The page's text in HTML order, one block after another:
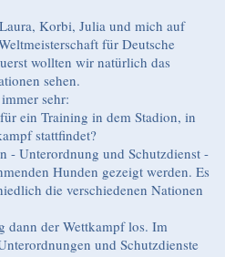
Korbi, Julia und mich auf
für Deutsche
wollten wir natürlich das
sehen.
sehr:
ein Training in dem Stadion, in
stattfindet?
- Unterordnung und Schutzdienst -
Hunden gezeigt werden. Es
die verschiedenen Nationen
dann der Wettkampf los. Im
und Schutzdienste